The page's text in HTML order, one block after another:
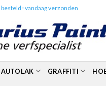
verzonden
AUTOLAK GRAFFITI